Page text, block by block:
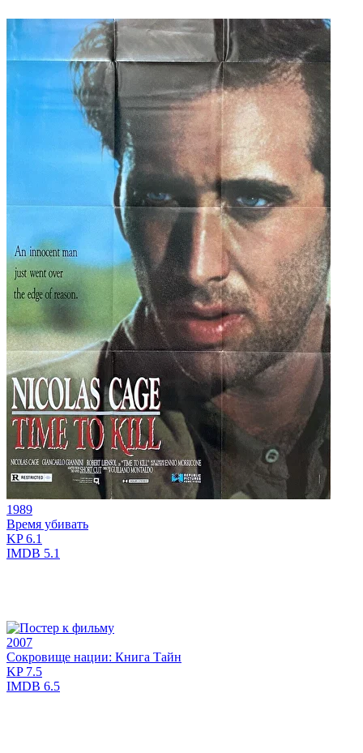
1989
Время убивать
KP6.1
IMDB 5.1
2007
Сокровище нации: Книга Тайн
KP7.5
IMDB 6.5